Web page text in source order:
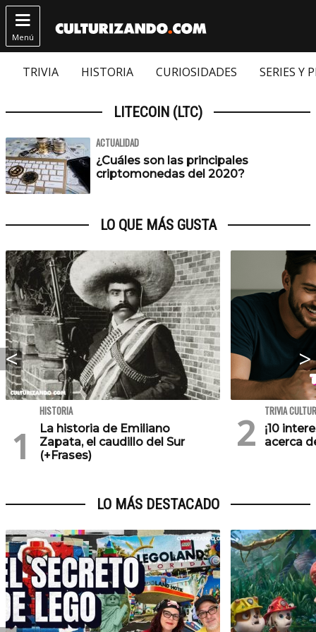

Menú
TRIVIA HISTORIA CURIOSIDADES SERIES Y
LITECOIN (LTC)
ACTUALIDAD
¿Cuáles son las principales
criptomonedas del 2020?
LO QUE MÁS GUSTA
HISTORIA
La historia de Emiliano
Zapata, el caudillo del Sur
(+Frases)
TRIVIA
¡10
acerca
LO MÁS DESTACADO